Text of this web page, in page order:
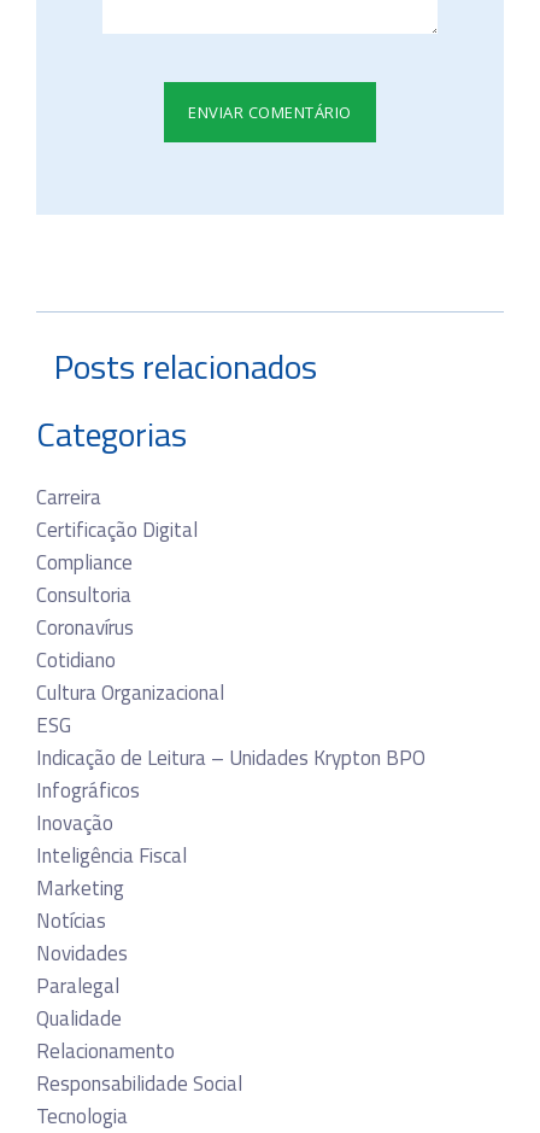
Posts relacionados
Categorias
Carreira
Certificação Digital
Compliance
Consultoria
Coronavírus
Cotidiano
Cultura Organizacional
ESG
Indicação de Leitura – Unidades Krypton BPO
Infográficos
Inovação
Inteligência Fiscal
Marketing
Notícias
Novidades
Paralegal
Qualidade
Relacionamento
Responsabilidade Social
Tecnologia